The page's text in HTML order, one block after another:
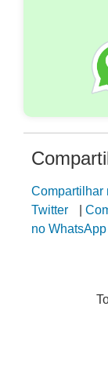
Compartilhar
Twitter
no WhatsApp